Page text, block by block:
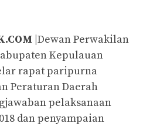
|Dewan Perwakilan
Kepulauan
rapat paripurna
Peraturan Daerah
pelaksanaan
dan penyampaian